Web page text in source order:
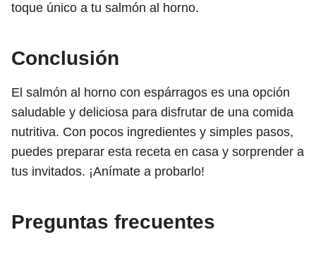
toque único a tu salmón al horno.
Conclusión
El salmón al horno con espárragos es una opción
saludable y deliciosa para disfrutar de una comida
nutritiva. Con pocos ingredientes y simples pasos,
puedes preparar esta receta en casa y sorprender a
tus invitados. ¡Anímate a probarlo!
Preguntas frecuentes